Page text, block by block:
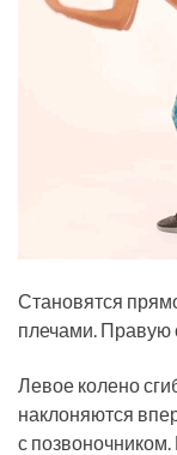
Становятся
плечами. Правую
Левое колено
наклоняются
с